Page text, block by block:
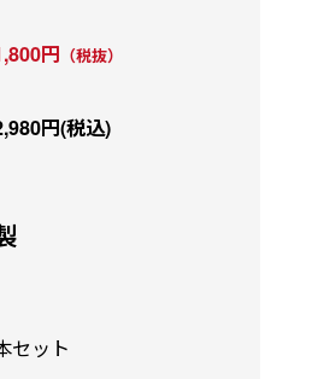
円 （税抜）
円(税込)
セット